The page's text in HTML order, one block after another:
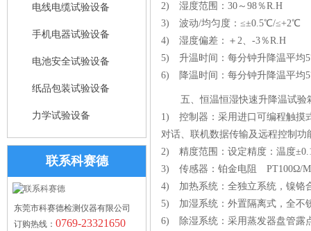
电线电缆试验设备
手机电器试验设备
电池安全试验设备
纸品包装试验设备
力学试验设备
联系科赛德
东莞市科赛德检测仪器有限公司
订购热线： 0769-23321650
2) 湿度范围：30～98％R.H
3) 波动/均匀度：≤±0.5℃/≤+2℃
4) 湿度偏差：＋2、-3％R.H
5) 升温时间：每分钟升降温平均
6) 降温时间：每分钟升降温平均
五、恒温恒湿快速升降温试验
1) 控制器：采用进口可编程触摸
对话、联机数据传输及远程控制功
2) 精度范围：设定精度：温度
3) 传感器：铂金电阻 PT100Ω/
4) 加热系统：全独立系统，镍铬
5) 加湿系统：外置隔离式，全不
6) 除湿系统：采用蒸发器盘管露